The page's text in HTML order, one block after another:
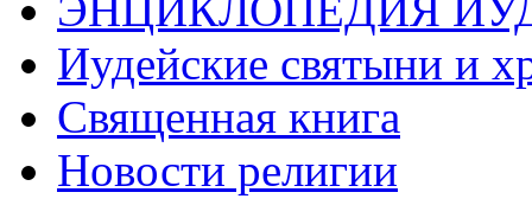
ЭНЦИКЛОПЕДИЯ
Иудейские святыни и
Священная книга
Новости религии